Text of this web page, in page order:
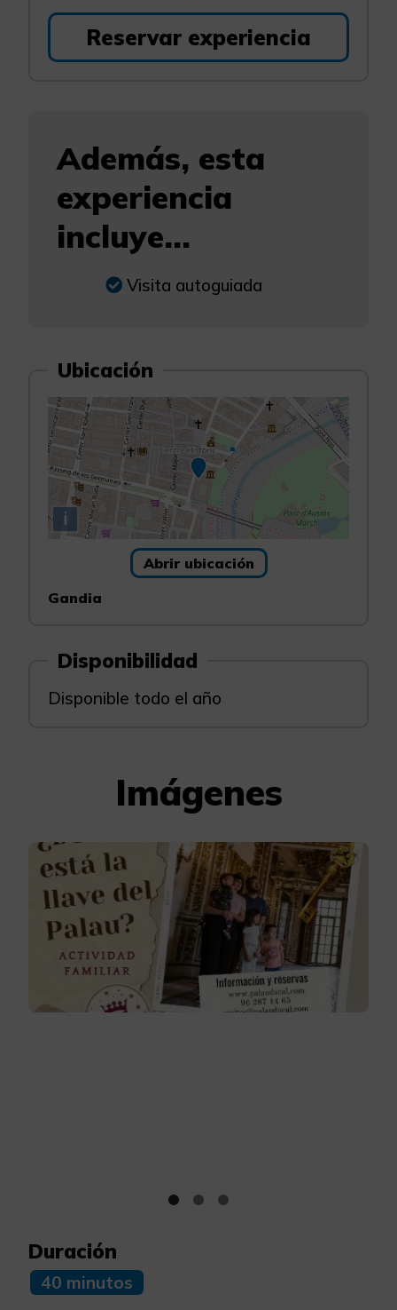
Reservar experiencia
Además, esta
experiencia
incluye...
Visita autoguiada
Ubicación
i
Abrir ubicación
Gandia
Disponibilidad
Disponible todo el año
Imágenes
Duración
40 minutos